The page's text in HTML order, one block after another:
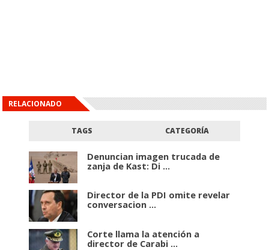
RELACIONADO
TAGS CATEGORÍA
Denuncian imagen trucada de
zanja de Kast: Di ...
Director de la PDI omite revelar
conversacion ...
Corte llama la atención a
director de Carabi ...